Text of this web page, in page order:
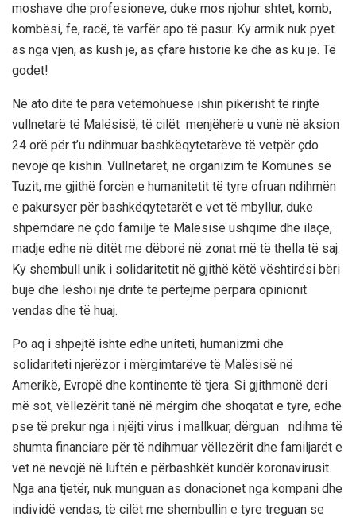
moshave dhe profesioneve, duke mos njohur shtet, komb,
kombësi, fe, racë, të varfër apo të pasur. Ky armik nuk pyet
as nga vjen, as kush je, as çfarë historie ke dhe as ku je. Të
godet!
Në ato ditë të para vetëmohuese ishin pikërisht të rinjtë
vullnetarë të Malësisë, të cilët menjëherë u vunë në aksion
24 orë për t’u ndihmuar bashkëqytetarëve të vetpër çdo
nevojë që kishin. Vullnetarët, në organizim të Komunës së
Tuzit, me gjithë forcën e humanitetit të tyre ofruan ndihmën
e pakursyer për bashkëqytetarët e vet të mbyllur, duke
shpërndarë në çdo familje të Malësisë ushqime dhe ilaçe,
madje edhe në ditët me dëborë në zonat më të thella të saj.
Ky shembull unik i solidaritetit në gjithë këtë vështirësi bëri
bujë dhe lëshoi një dritë të përtejme përpara opinionit
vendas dhe të huaj.
Po aq i shpejtë ishte edhe uniteti, humanizmi dhe
solidariteti njerëzor i mërgimtarëve të Malësisë në
Amerikë, Evropë dhe kontinente të tjera. Si gjithmonë deri
më sot, vëllezërit tanë në mërgim dhe shoqatat e tyre, edhe
pse të prekur nga i njëjti virus i mallkuar, dërguan ndihma të
shumta financiare për të ndihmuar vëllezërit dhe familjarët e
vet në nevojë në luftën e përbashkët kundër koronavirusit.
Nga ana tjetër, nuk munguan as donacionet nga kompani dhe
individë vendas, të cilët me shembullin e tyre treguan se